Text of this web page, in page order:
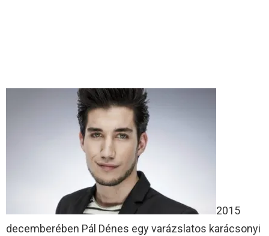
2015
decemberében Pál Dénes egy varázslatos karácsonyi